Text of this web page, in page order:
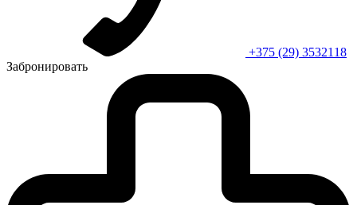
+375 (29) 3532118
Забронировать